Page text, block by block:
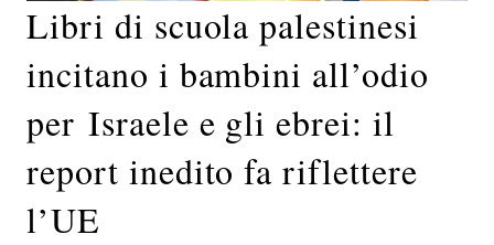
Libri di scuola palestinesi
incitano i bambini all’odio
per Israele e gli ebrei: il
report inedito fa riflettere
l’UE